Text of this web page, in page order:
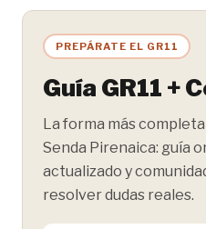
PREPÁRATE EL GR11
Guía GR11 +
La forma más
Senda Pirenaica: guía
actualizado y
resolver dudas reales.